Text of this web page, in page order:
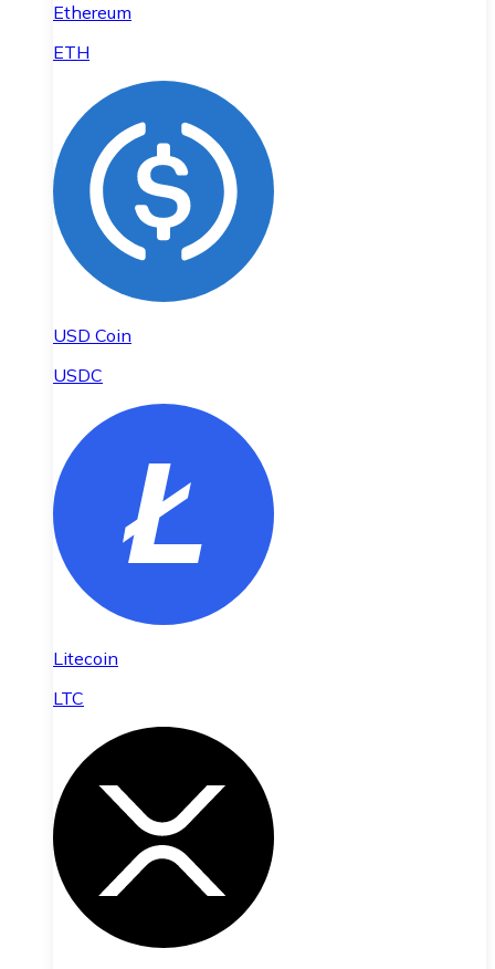
Ethereum
ETH
USD Coin
USDC
Litecoin
LTC